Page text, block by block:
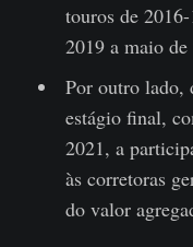
touros de
2019 a maio de
Por outro lado,
estágio final,
2021, a
às corretoras
do valor